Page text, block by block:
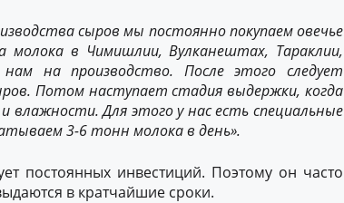
сыров мы постоянно покупаем овечье
молока в Чимишлии, Вулканештах, Тараклии,
на производство. После этого следует
Потом наступает стадия выдержки, когда
Для этого у нас есть специальные
3-6 тонн молока в день».
постоянных инвестиций. Поэтому он часто
в кратчайшие сроки.